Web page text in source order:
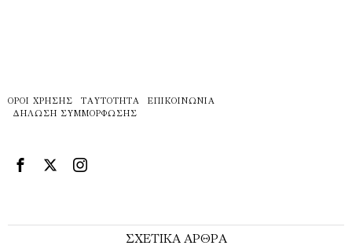
ΌΡΟΙ ΧΡΉΣΗΣ ΤΑΥΤΌΤΗΤΑ
ΕΠΙΚΟΙΝΩΝΊΑ
ΔΉΛΩΣΗ ΣΥΜΜΌΡΦΩΣΗΣ
ΣΧΕΤΙΚΑ ΑΡΘΡΑ